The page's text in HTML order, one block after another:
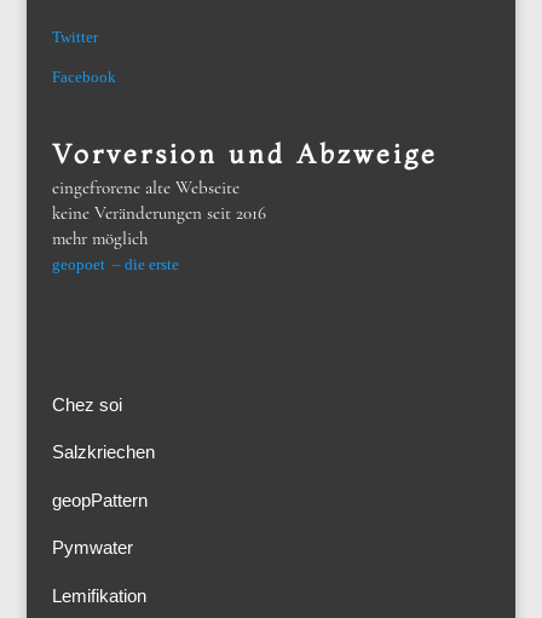
Twitter
Facebook
Vorversion und Abzweige
eingefrorene alte Webseite
keine Veränderungen seit 2016
mehr möglich
geopoet – die erste
Chez soi
Salzkriechen
geopPattern
Pymwater
Lemifikation